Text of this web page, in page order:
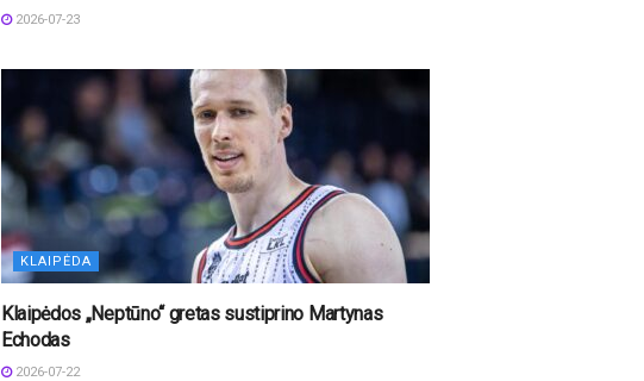
2026-07-23
KLAIPĖDA
Klaipėdos „Neptūno“ gretas sustiprino Martynas
Echodas
2026-07-22